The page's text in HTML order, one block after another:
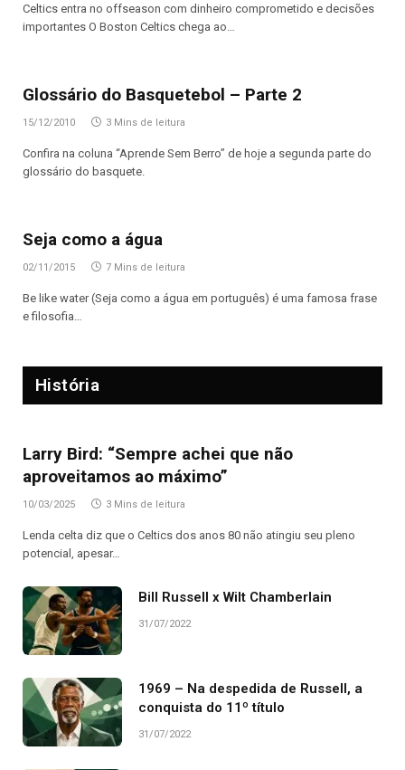
Celtics entra no offseason com dinheiro comprometido e decisões
importantes O Boston Celtics chega ao…
Glossário do Basquetebol – Parte 2
15/12/2010 3 Mins de leitura
Confira na coluna “Aprende Sem Berro” de hoje a segunda parte do
glossário do basquete.
Seja como a água
02/11/2015 7 Mins de leitura
Be like water (Seja como a água em português) é uma famosa frase
e filosofia…
História
Larry Bird: “Sempre achei que não
aproveitamos ao máximo”
10/03/2025 3 Mins de leitura
Lenda celta diz que o Celtics dos anos 80 não atingiu seu pleno
potencial, apesar…
Bill Russell x Wilt Chamberlain
31/07/2022
1969 – Na despedida de Russell, a
conquista do 11º título
31/07/2022